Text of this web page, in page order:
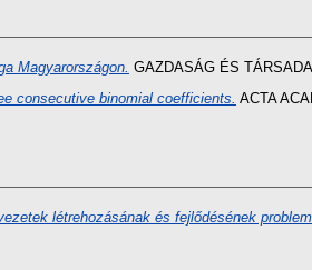
Magyarországon. GAZDASÁG ÉS
consecutive binomial coefficients. ACTA
létrehozásának és fejlődésének